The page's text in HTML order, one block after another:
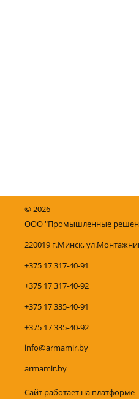
©2026
ООО "Промышленные
220019 г.Минск,
+375 17 317-40-91
+375 17 317-40-92
+375 17 335-40-91
+375 17 335-40-92
info@armamir.by
armamir.by
Сайт работает на платформе